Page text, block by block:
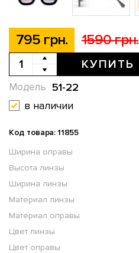
795 грн. 1590 грн.
КУПИТЬ
51-22
Модель
в наличии
Код товара: 11855
Ширина оправы
Высота линзы
Ширина линзы
Материал линзы
Материал оправы
Цвет линзы
Цвет оправы